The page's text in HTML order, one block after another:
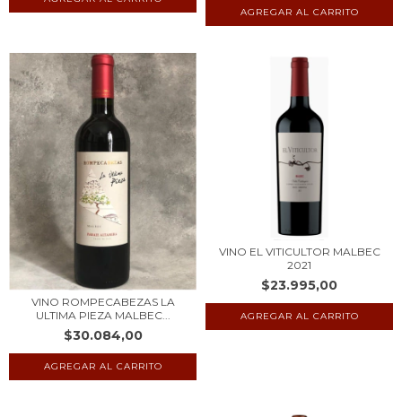
VINO ROMPECABEZAS LA
ULTIMA PIEZA MALBEC...
$30.084,00
VINO EL VITICULTOR MALBEC
2021
$23.995,00